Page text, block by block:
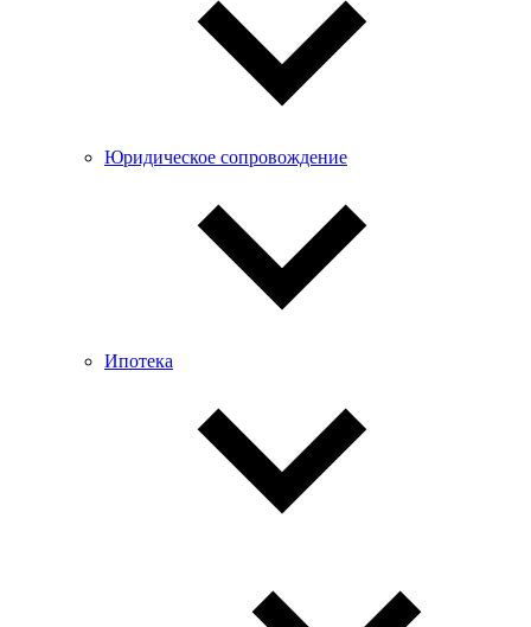
Юридическое сопровождение
Ипотека